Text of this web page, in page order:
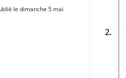
le dimanche 5 mai
2.